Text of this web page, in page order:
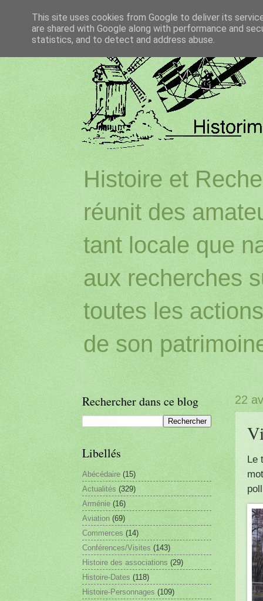
Histoire et
réunit des
tant locale que
aux recherches
toutes les
de son
22
Le
Rechercher dans ce blog
Libellés
Abécédaire (15)
Actualités (329)
Arménie (16)
Aviation (69)
Commerces (14)
Conférences/Visites (143)
Histoire des associations (29)
Histoire-Dates (118)
Histoire-Personnages (109)
This site uses cookies from Google to deliver its
are shared with Google along with performance and
statistics, and to detect and address abuse.